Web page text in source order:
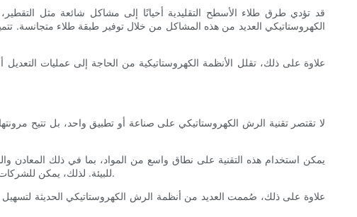
قد تؤدي طرق طلاء الأسطح التقليدية أحيانًا إلى مشاكل شائعة مثل
الكهروستاتيكي العديد من هذه المشاكل من خلال توفير طبقة طلاء متجانسة.
علاوة على ذلك، تقلل الأنظمة الكهروستاتيكية من الحاجة إلى عمليات
لا تقتصر تقنية الرش الكهروستاتيكي على صناعة أو تطبيق واحد، بل تتيح
يمكن استخدام هذه التقنية على نطاق واسع من المواد، بما في ذلك المعادن
للبيئة. لذلك، يمكن للشركات التي تنتقل إلى المنتجات الصديقة للبيئة أن تطمئن إلى أن أجهزة الرش الكهروستاتيكي ستظل قادرة على توفير الجودة والكفاءة التي تتطلبها.
علاوة على ذلك، صُممت العديد من أنظمة الرش الكهروستاتيكي الحديثة لتسهيل